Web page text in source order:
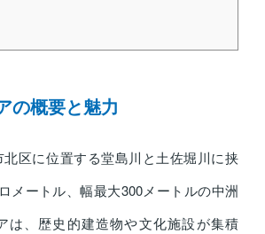
の概要と魅力
区に位置する堂島川と土佐堀川に挟
メートル、幅最大300メートルの中洲
は、歴史的建造物や文化施設が集積